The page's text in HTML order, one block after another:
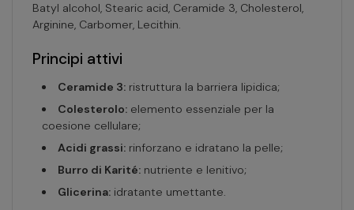
Batyl alcohol, Stearic acid, Ceramide 3, Cholesterol,
Arginine, Carbomer, Lecithin.
Principi attivi
Ceramide 3: ristruttura la barriera lipidica;
Colesterolo: elemento essenziale per la
coesione cellulare;
Acidi grassi: rinforzano e idratano la pelle;
Burro di Karité: nutriente e lenitivo;
Glicerina: idratante umettante.